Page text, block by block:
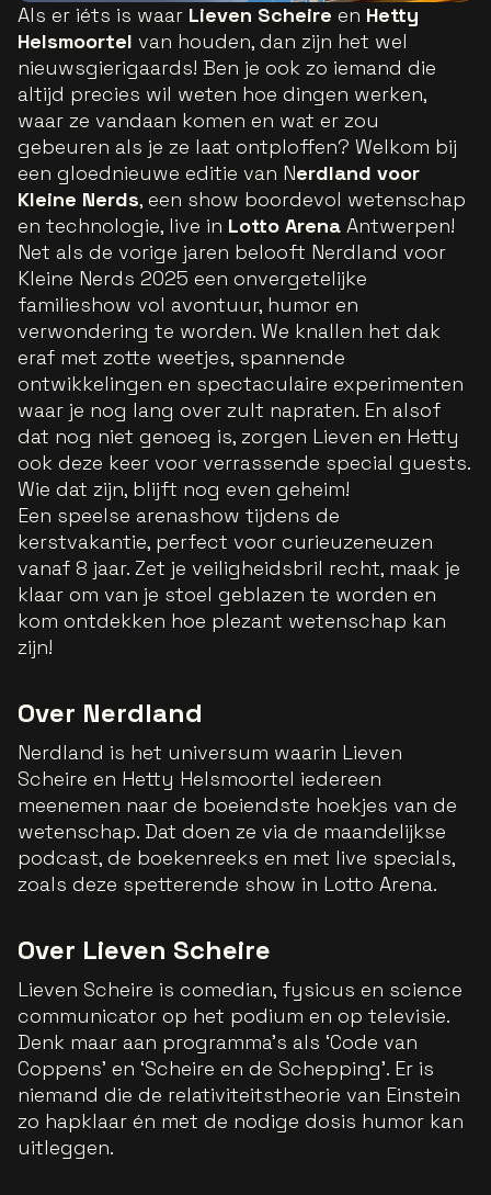
Als er iéts is waar Lieven Scheire en Hetty
Helsmoortel van houden, dan zijn het wel
nieuwsgierigaards! Ben je ook zo iemand die
altijd precies wil weten hoe dingen werken,
waar ze vandaan komen en wat er zou
gebeuren als je ze laat ontploffen? Welkom bij
een gloednieuwe editie van Nerdland voor
Kleine Nerds, een show boordevol wetenschap
en technologie, live in Lotto Arena Antwerpen!
Net als de vorige jaren belooft Nerdland voor
Kleine Nerds 2025 een onvergetelijke
familieshow vol avontuur, humor en
verwondering te worden. We knallen het dak
eraf met zotte weetjes, spannende
ontwikkelingen en spectaculaire experimenten
waar je nog lang over zult napraten. En alsof
dat nog niet genoeg is, zorgen Lieven en Hetty
ook deze keer voor verrassende special guests.
Wie dat zijn, blijft nog even geheim!
Een speelse arenashow tijdens de
kerstvakantie, perfect voor curieuzeneuzen
vanaf 8 jaar. Zet je veiligheidsbril recht, maak je
klaar om van je stoel geblazen te worden en
kom ontdekken hoe plezant wetenschap kan
zijn!
Over Nerdland
Nerdland is het universum waarin Lieven
Scheire en Hetty Helsmoortel iedereen
meenemen naar de boeiendste hoekjes van de
wetenschap. Dat doen ze via de maandelijkse
podcast, de boekenreeks en met live specials,
zoals deze spetterende show in Lotto Arena.
Over Lieven Scheire
Lieven Scheire is comedian, fysicus en science
communicator op het podium en op televisie.
Denk maar aan programma’s als ‘Code van
Coppens’ en ‘Scheire en de Schepping’. Er is
niemand die de relativiteitstheorie van Einstein
zo hapklaar én met de nodige dosis humor kan
uitleggen.